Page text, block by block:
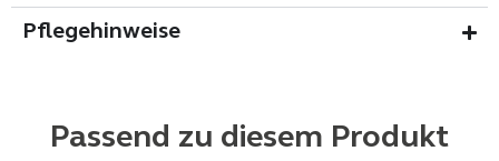
Pflegehinweise
Passend zu diesem Produkt